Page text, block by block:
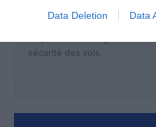
Data Deletion Data
* lire ci-dessus: “un pilote ou
sécurité des vols.